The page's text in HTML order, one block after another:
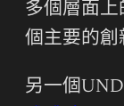
多個層面
個主要的創
另一個